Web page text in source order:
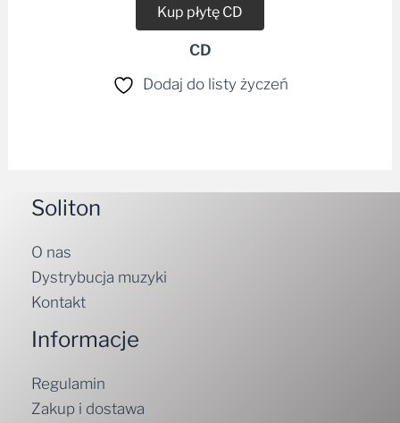
Kup płytę CD
CD
Dodaj do listy życzeń
Soliton
O nas
Dystrybucja muzyki
Kontakt
Informacje
Regulamin
Zakup i dostawa